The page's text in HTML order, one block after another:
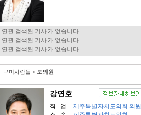
연관 검색된 기사가 없습니다.
연관 검색된 기사가 없습니다.
연관 검색된 기사가 없습니다.
구미사람들 > 도의원
강연호
직 업
제주특별자치도의회 의원